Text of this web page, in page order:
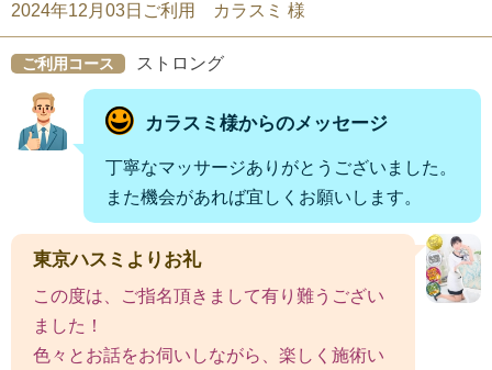
2024年12月03日ご利用 カラスミ 様
ご利用コース ストロング
カラスミ様からのメッセージ
丁寧なマッサージありがとうございました。
また機会があれば宜しくお願いします。
東京ハスミよりお礼
この度は、ご指名頂きまして有り難うござい
ました！
色々とお話をお伺いしながら、楽しく施術い